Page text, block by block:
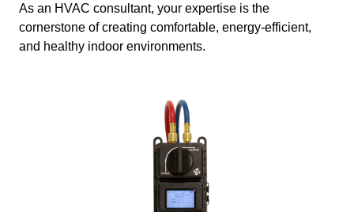
As an HVAC consultant, your expertise is the
cornerstone of creating comfortable, energy-efficient,
and healthy indoor environments.